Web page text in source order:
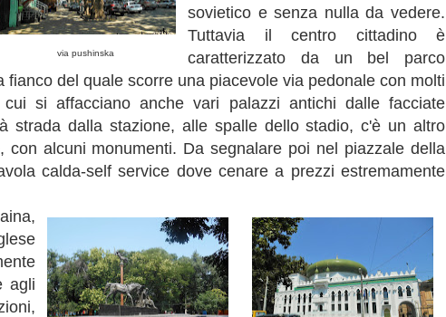
via pushinska
sovietico e senza nulla da vedere.
Tuttavia il centro cittadino è
caratterizzato da un bel parco
fianco del quale scorre una piacevole via pedonale con molti
si affacciano anche vari palazzi antichi dalle facciate
strada dalla stazione, alle spalle dello stadio, c'è un altro
, con alcuni monumenti. Da segnalare poi nel piazzale della
calda-self service dove cenare a prezzi estremamente
agli